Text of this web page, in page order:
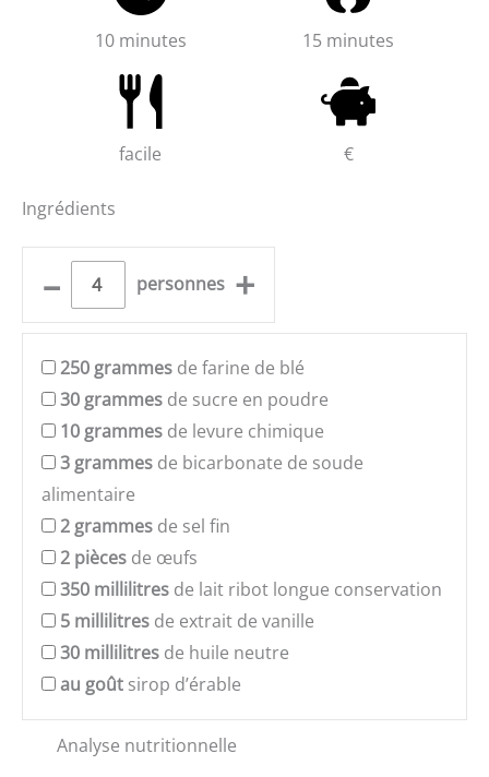
10 minutes 15 minutes
facile €
Ingrédients
– personnes +
250 grammes de farine de blé
30 grammes de sucre en poudre
10 grammes de levure chimique
3 grammes de bicarbonate de soude
alimentaire
2 grammes de sel fin
2 pièces de œufs
350 millilitres de lait ribot longue conservation
5 millilitres de extrait de vanille
30 millilitres de huile neutre
au goût sirop d’érable
Analyse nutritionnelle